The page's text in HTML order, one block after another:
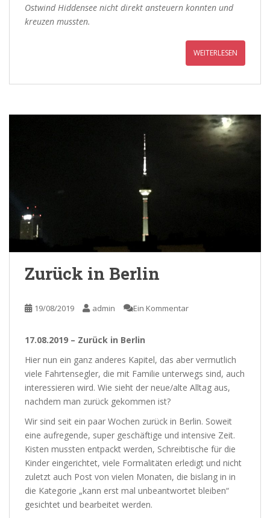
Ostwind Hiddensee nicht direkt ansteuern konnten und
kreuzen mussten.
WEITERLESEN
Zurück in Berlin
19/08/2019 admin Ein Kommentar
17.08.2019 – Zurück in Berlin
Hier nun ein ganz anderes Kapitel, das aber vermutlich
viele Fahrtensegler, die mit Familie unterwegs sind, auch
interessieren wird. Wie sieht der neue/alte Alltag aus,
nachdem man zurück gekommen ist?
Wir sind seit ein paar Wochen zurück in Berlin. Soweit
eine aufregende, super geschäftige und intensive Zeit.
Kisten mussten entpackt werden, Schreibtische für die
Kinder eingerichtet, viele Formalitäten erledigt und nicht
zuletzt auch Post von vielen Monaten, die bislang in in
die Kategorie „kann erst mal unbeantwortet bleiben“
gesichtet und bearbeitet werden.